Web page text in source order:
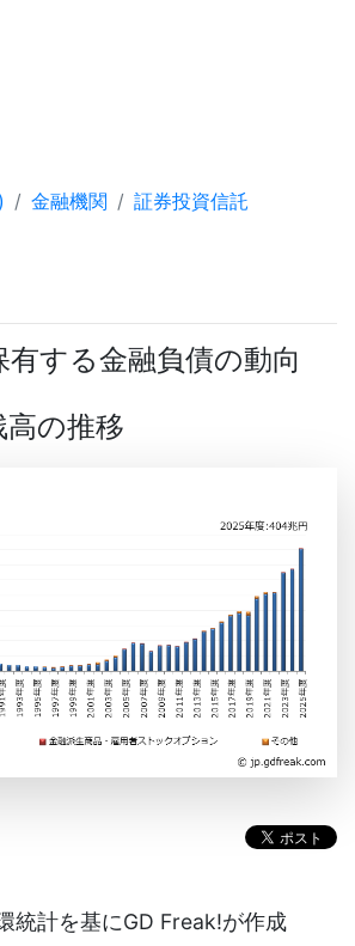
金融機関
証券投資信託
する金融負債の動向
高の推移
統計を基にGD Freak!が作成